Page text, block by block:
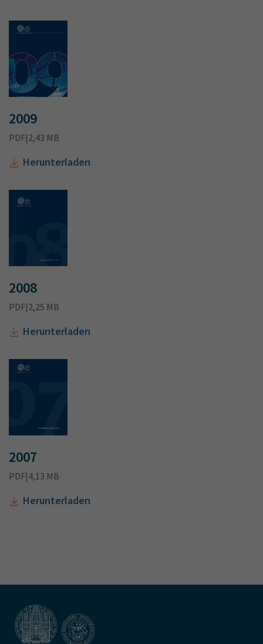
2009
PDF|2,43 MB
Herunterladen
2008
PDF|2,25 MB
Herunterladen
2007
PDF|4,13 MB
Herunterladen